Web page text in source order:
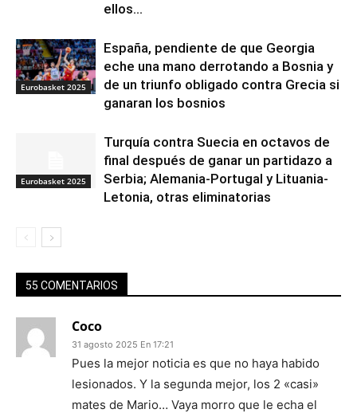
ellos...
Eurobasket 2025
España, pendiente de que Georgia
eche una mano derrotando a Bosnia y
de un triunfo obligado contra Grecia si
ganaran los bosnios
Eurobasket 2025
Turquía contra Suecia en octavos de
final después de ganar un partidazo a
Serbia; Alemania-Portugal y Lituania-
Letonia, otras eliminatorias
55 COMENTARIOS
Coco
31 agosto 2025 En 17:21
Pues la mejor noticia es que no haya habido
lesionados. Y la segunda mejor, los 2 «casi»
mates de Mario… Vaya morro que le echa el